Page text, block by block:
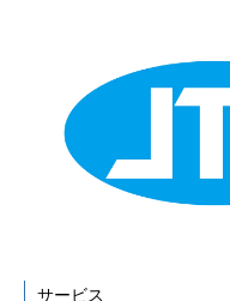
サービス